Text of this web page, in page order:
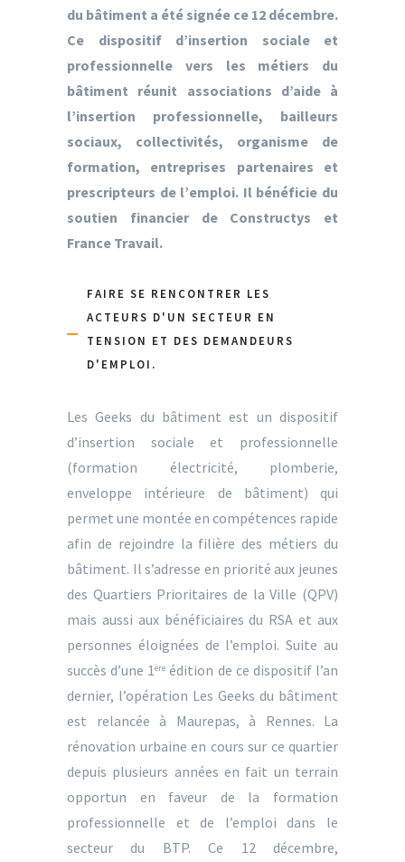
du bâtiment a été signée ce 12 décembre.
Ce dispositif d’insertion sociale et
professionnelle vers les métiers du
bâtiment réunit associations d’aide à
l’insertion professionnelle, bailleurs
sociaux, collectivités, organisme de
formation, entreprises partenaires et
prescripteurs de l’emploi. Il bénéficie du
soutien financier de Constructys et
France Travail.
FAIRE SE RENCONTRER LES
ACTEURS D'UN SECTEUR EN
TENSION ET DES DEMANDEURS
D'EMPLOI.
Les Geeks du bâtiment est un dispositif
d’insertion sociale et professionnelle
(formation électricité, plomberie,
enveloppe intérieure de bâtiment) qui
permet une montée en compétences rapide
afin de rejoindre la filière des métiers du
bâtiment. Il s’adresse en priorité aux jeunes
des Quartiers Prioritaires de la Ville (QPV)
mais aussi aux bénéficiaires du RSA et aux
personnes éloignées de l’emploi. Suite au
succès d’une 1ère édition de ce dispositif l’an
dernier, l’opération Les Geeks du bâtiment
est relancée à Maurepas, à Rennes. La
rénovation urbaine en cours sur ce quartier
depuis plusieurs années en fait un terrain
opportun en faveur de la formation
professionnelle et de l’emploi dans le
secteur du BTP. Ce 12 décembre,